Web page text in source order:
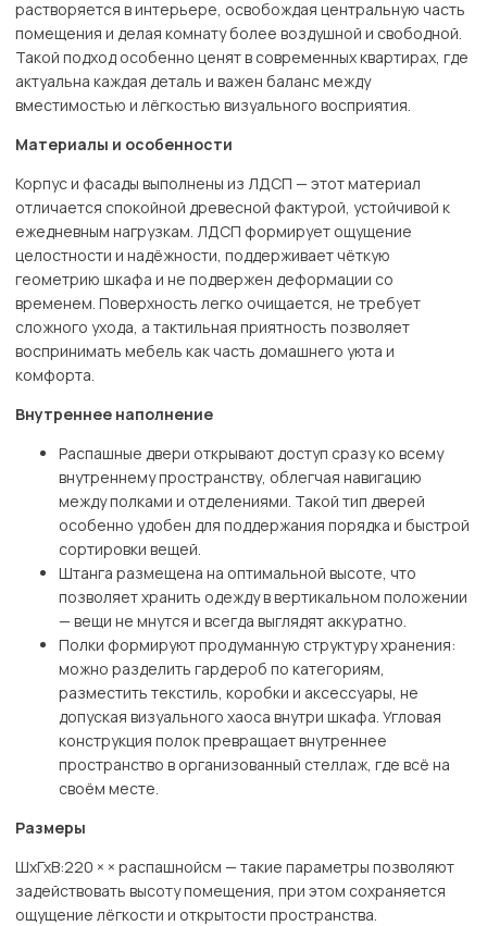
растворяется в интерьере, освобождая центральную часть
помещения и делая комнату более воздушной и свободной.
Такой подход особенно ценят в современных квартирах, где
актуальна каждая деталь и важен баланс между
вместимостью и лёгкостью визуального восприятия.
Материалы и особенности
Корпус и фасады выполнены из ЛДСП — этот материал
отличается спокойной древесной фактурой, устойчивой к
ежедневным нагрузкам. ЛДСП формирует ощущение
целостности и надёжности, поддерживает чёткую
геометрию шкафа и не подвержен деформации со
временем. Поверхность легко очищается, не требует
сложного ухода, а тактильная приятность позволяет
воспринимать мебель как часть домашнего уюта и
комфорта.
Внутреннее наполнение
Распашные двери открывают доступ сразу ко всему
внутреннему пространству, облегчая навигацию
между полками и отделениями. Такой тип дверей
особенно удобен для поддержания порядка и быстрой
сортировки вещей.
Штанга размещена на оптимальной высоте, что
позволяет хранить одежду в вертикальном положении
— вещи не мнутся и всегда выглядят аккуратно.
Полки формируют продуманную структуру хранения:
можно разделить гардероб по категориям,
разместить текстиль, коробки и аксессуары, не
допуская визуального хаоса внутри шкафа. Угловая
конструкция полок превращает внутреннее
пространство в организованный стеллаж, где всё на
своём месте.
Размеры
ШхГхВ:220 × × распашнойсм — такие параметры позволяют
задействовать высоту помещения, при этом сохраняется
ощущение лёгкости и открытости пространства.